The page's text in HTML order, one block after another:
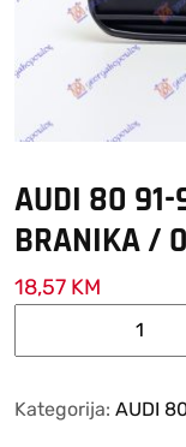
AUDI 80 91-
BRANIKA /
18,57 KM
94
Kategorija: AUDI